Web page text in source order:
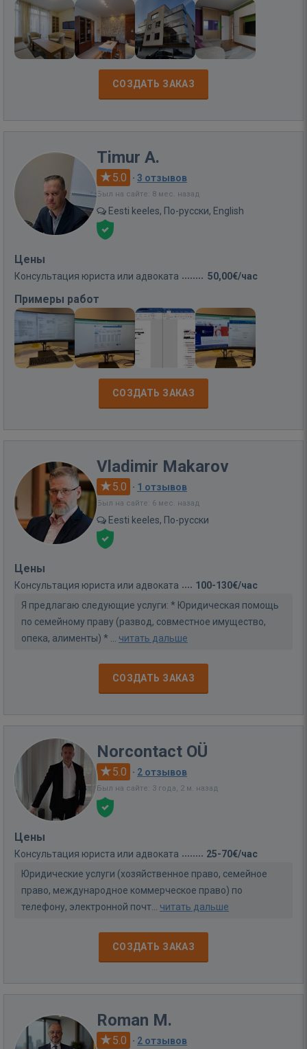
СОЗДАТЬ ЗАКАЗ
Timur A.
5.0 · 3 отзывов
Был на сайте: 8 мес. назад
Eesti keeles, По-русски, English
Цены
Консультация юриста или адвоката 50,00€/час
Примеры работ
СОЗДАТЬ ЗАКАЗ
Vladimir Makarov
5.0 · 1 отзывов
Был на сайте: 6 мес. назад
Eesti keeles, По-русски
Цены
Консультация юриста или адвоката
100-130€/час
Я предлагаю следующие услуги: * Юридическая помощь
по семейному праву (развод, совместное имущество,
опека, алименты) * ... читать дальше
СОЗДАТЬ ЗАКАЗ
Norcontact OÜ
5.0 · 2 отзывов
Был на сайте: 3 года, 2 м. назад
Цены
Консультация юриста или адвоката
25-70€/час
Юридические услуги (хозяйственное право, семейное
право, международное коммерческое право) по
телефону, электронной почт... читать дальше
СОЗДАТЬ ЗАКАЗ
Roman M.
5.0 · 2 отзывов